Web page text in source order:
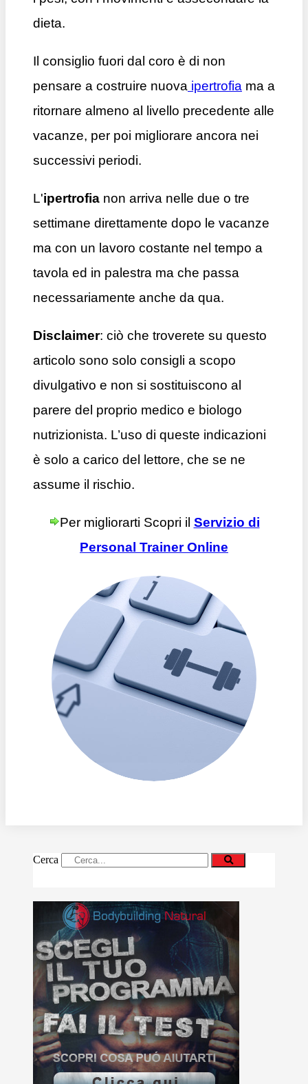
dieta.
Il consiglio fuori dal coro è di non
pensare a costruire nuova ipertrofia ma a
ritornare almeno al livello precedente alle
vacanze, per poi migliorare ancora nei
successivi periodi.
L'ipertrofia non arriva nelle due o tre
settimane direttamente dopo le vacanze
ma con un lavoro costante nel tempo a
tavola ed in palestra ma che passa
necessariamente anche da qua.
Disclaimer: ciò che troverete su questo
articolo sono solo consigli a scopo
divulgativo e non si sostituiscono al
parere del proprio medico e biologo
nutrizionista. L’uso di queste indicazioni
è solo a carico del lettore, che se ne
assume il rischio.
Per migliorarti Scopri il Servizio di
Personal Trainer Online
Cerca